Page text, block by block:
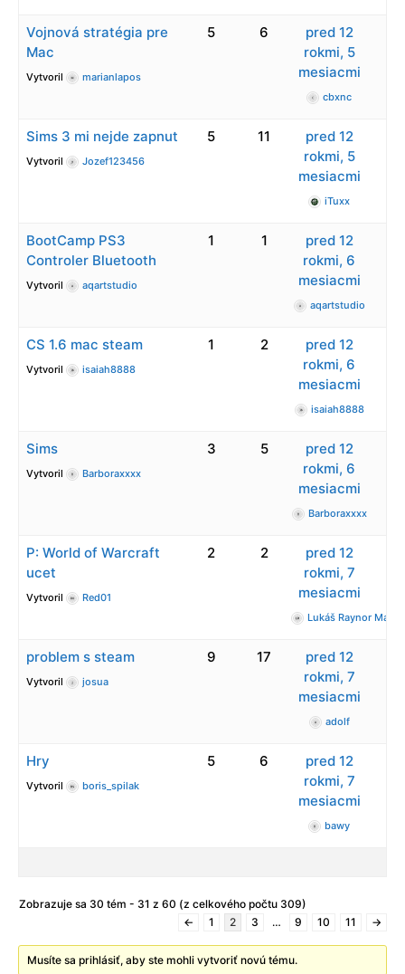
Vojnová stratégia pre
Mac
Vytvoril marianlapos
5 6
pred 12
rokmi, 5
mesiacmi
cbxnc
Sims 3 mi nejde zapnut
Vytvoril Jozef123456
5 11
pred 12
rokmi, 5
mesiacmi
iTuxx
BootCamp PS3
Controler Bluetooth
Vytvoril aqartstudio
1 1
pred 12
rokmi, 6
mesiacmi
aqartstudio
CS 1.6 mac steam
Vytvoril isaiah8888
1 2
pred 12
rokmi, 6
mesiacmi
isaiah8888
Sims
Vytvoril Barboraxxxx
3 5
pred 12
rokmi, 6
mesiacmi
Barboraxxxx
P: World of Warcraft
ucet
Vytvoril Red01
2 2
pred 12
rokmi, 7
mesiacmi
Lukáš Raynor Majer
problem s steam
Vytvoril josua
9 17
pred 12
rokmi, 7
mesiacmi
adolf
Hry
Vytvoril boris_spilak
5 6
pred 12
rokmi, 7
mesiacmi
bawy
Zobrazuje sa 30 tém - 31 z 60 (z celkového počtu 309)
←
1 2 3 … 9 10 11 →
Musíte sa prihlásiť, aby ste mohli vytvoriť novú tému.